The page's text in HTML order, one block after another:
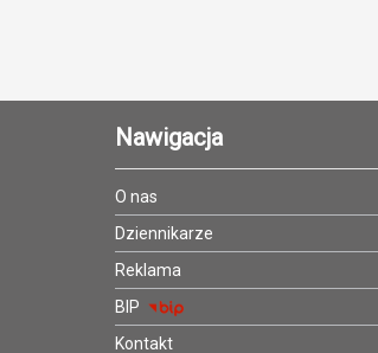
Nawigacja
O nas
Dziennikarze
Reklama
BIP
Kontakt